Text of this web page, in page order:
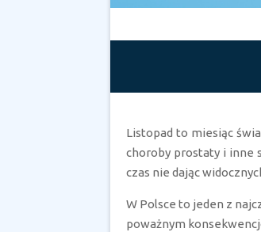
Listopad to miesiąc
choroby prostaty i inne
czas nie dając
W Polsce to jeden z
poważnym